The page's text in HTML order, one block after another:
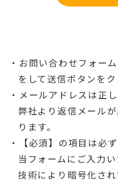
お問い合わせフォー
をして送信ボタンをク
メールアドレスは正
弊社より返信メール
ります。
【必須】の項目は必
当フォームにご入力
技術により暗号化され